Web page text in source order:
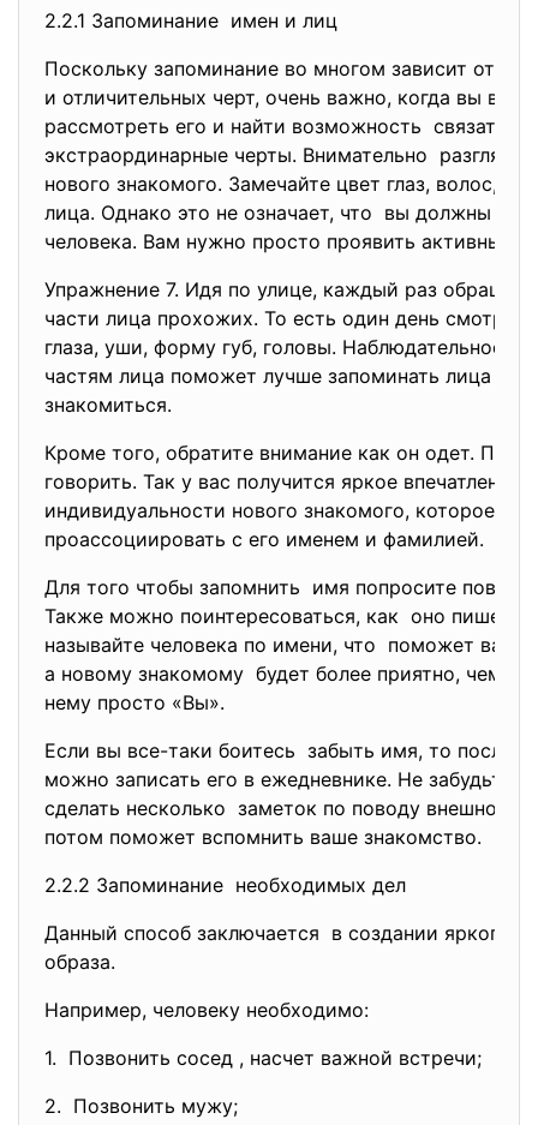
2.2.1 Запоминание имен и лиц
Поскольку запоминание во многом зависит от
и отличительных черт, очень важно, когда вы
рассмотреть его и найти возможность связать
экстраординарные черты. Внимательно
нового знакомого. Замечайте цвет глаз, волос,
лица. Однако это не означает, что вы должны
человека. Вам нужно просто проявить активный,
Упражнение 7. Идя по улице, каждый раз
части лица прохожих. То есть один день
глаза, уши, форму губ, головы.
частям лица поможет лучше запоминать лица
знакомиться.
Кроме того, обратите внимание как он одет.
говорить. Так у вас получится яркое впечатление
индивидуальности нового знакомого, которое
проассоциировать с его именем и фамилией.
Для того чтобы запомнить имя попросите
Также можно поинтересоваться, как оно
называйте человека по имени, что поможет вам
а новому знакомому будет более приятно, чем
нему просто «Вы».
Если вы все-таки боитесь забыть имя, то после
можно записать его в ежедневнике. Не забудьте
сделать несколько заметок по поводу
потом поможет вспомнить ваше знакомство.
2.2.2 Запоминание необходимых дел
Данный способ заключается в создании яркого,
образа.
Например, человеку необходимо:
1. Позвонить сосед , насчет важной встречи;
2. Позвонить мужу;